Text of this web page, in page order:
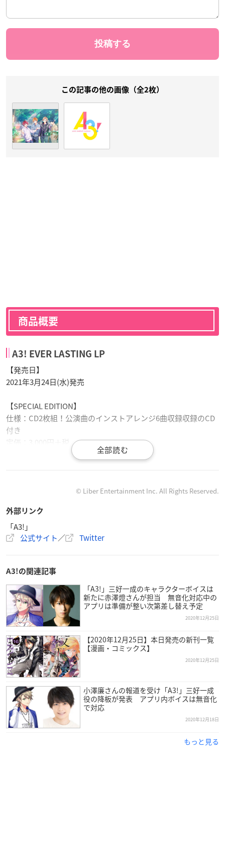
この記事の他の画像（全2枚）
商品概要
A3! EVER LASTING LP
【発売日】
2021年3月24日(水)発売
【SPECIAL EDITION】
仕様：CD2枚組！公演曲のインストアレンジ6曲収録収録のCD
付き
定価：3,000円＋税
第三部前半主題歌
1 モノローグ
作詞・作曲・編曲：中山真斗
第七回ミックス公演曲
2 The Contract
作詞・作曲・編曲：ゆよゆっぺ
ルキフェル＆マルク［月岡 紬、七尾太一（CV：田丸篤志、濱
健人）］
第八回ミックス公演曲
3 ITTEKI～義経異聞録～
作詞・作曲・編曲：烏屋茶房
クロウ＆ベンケイ［皇 天馬、皆木 綴（CV：江口拓也、西山宏
太朗）］
春組第七回公演曲
4 蜃気楼は奇術の夜に
© Liber Entertainment Inc. All Rights Reserved.
外部リンク
「A3!」
公式サイト／ Twitter
A3!の関連記事
「A3!」三好一成のキャラクターボイスは
新たに赤澤燈さんが担当 無音化対応中の
アプリは準備が整い次第差し替え予定
2020年12月25日
【2020年12月25日】本日発売の新刊一覧
【漫画・コミックス】
2020年12月25日
小澤廉さんの報道を受け「A3!」三好一成
役の降板が発表 アプリ内ボイスは無音化
で対応
2020年12月18日
もっと見る